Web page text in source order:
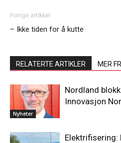
Forrige artikkel
– Ikke tiden for å kutte
RELATERTE ARTIKLER MER
Nyheter
Nordland
Innovasjon
Elektrifisering: